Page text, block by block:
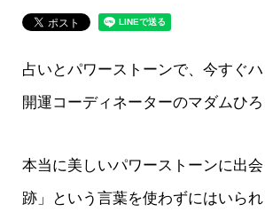
占いとパワーストーンで、今すぐハ
開運コーディネーターのマダムひろ
本当に美しいパワーストーンに出
跡」という言葉を使わずにはいられ